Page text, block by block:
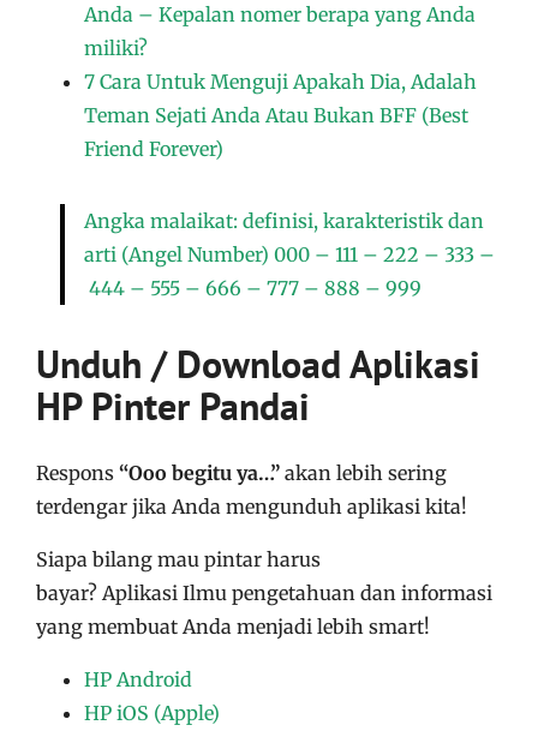
Anda – Kepalan nomer berapa yang Anda
miliki?
7 Cara Untuk Menguji Apakah Dia, Adalah
Teman Sejati Anda Atau Bukan BFF (Best
Friend Forever)
Angka malaikat: definisi, karakteristik dan
arti (Angel Number) 000 – 111 – 222 – 333 –
444 – 555 – 666 – 777 – 888 – 999
Unduh / Download Aplikasi
HP Pinter Pandai
Respons “Ooo begitu ya…” akan lebih sering
terdengar jika Anda mengunduh aplikasi kita!
Siapa bilang mau pintar harus
bayar? Aplikasi Ilmu pengetahuan dan informasi
yang membuat Anda menjadi lebih smart!
HP Android
HP iOS (Apple)